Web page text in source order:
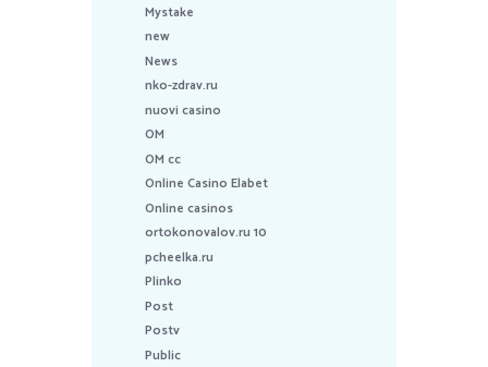
Mystake
new
News
nko-zdrav.ru
nuovi casino
OM
OM cc
Online Casino Elabet
Online casinos
ortokonovalov.ru 10
pcheelka.ru
Plinko
Post
Postv
Public